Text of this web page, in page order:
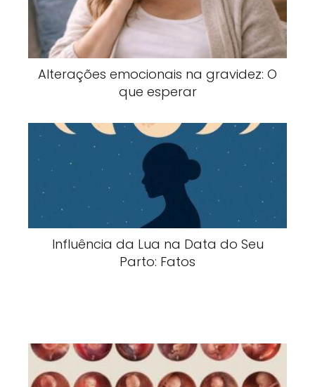
Alterações emocionais na gravidez: O
que esperar
Influência da Lua na Data do Seu
Parto: Fatos